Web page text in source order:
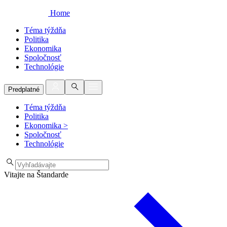
Home
Téma týždňa
Politika
Ekonomika
Spoločnosť
Technológie
Predplatné
Téma týždňa
Politika
Ekonomika >
Spoločnosť
Technológie
Vitajte na Štandarde